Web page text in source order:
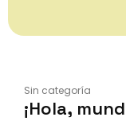
Sin categoría
¡Hola,